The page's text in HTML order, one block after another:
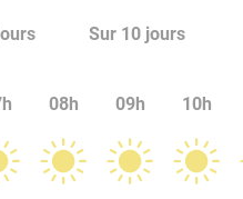
Sur 10 jours
08h 09h 10h